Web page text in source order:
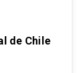
de Chile